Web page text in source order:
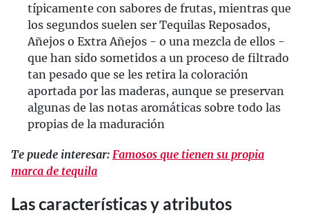
típicamente con sabores de frutas, mientras que
los segundos suelen ser Tequilas Reposados,
Añejos o Extra Añejos - o una mezcla de ellos -
que han sido sometidos a un proceso de filtrado
tan pesado que se les retira la coloración
aportada por las maderas, aunque se preservan
algunas de las notas aromáticas sobre todo las
propias de la maduración
Te puede interesar: Famosos que tienen su propia
marca de tequila
Las características y atributos